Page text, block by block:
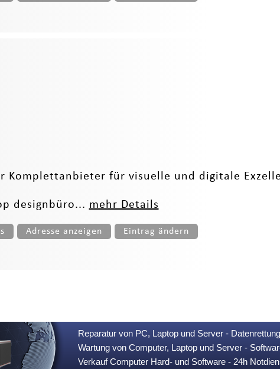
Komplettanbieter für visuelle und digitale
designbüro... mehr Details
Adresse anzeigen Eintrag ändern
Reparatur von PC, Laptop und Server -
Wartung von Computer, Laptop und Server -
Verkauf Computer Hard- und Software - 24h